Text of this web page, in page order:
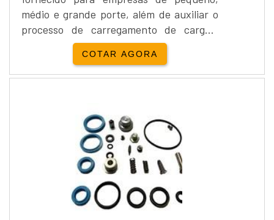
médio e grande porte, além de auxiliar o
processo de carregamento de cargas,
deslocamento de paletes e otimização do
tempo, o aluguel de empilhadeiras é
recomendado para reduzir os custos com
equipamento A procura de novos
equipamentos pode defasar o capital
inicial de u....
COTAR AGORA